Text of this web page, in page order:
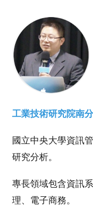
工業技術研究院南
國立中央大學資訊
研究分析。
專長領域包含資訊
理、電子商務。